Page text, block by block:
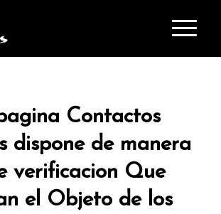
Contactos
dispone de manera
verificacion Que
el Objeto de los